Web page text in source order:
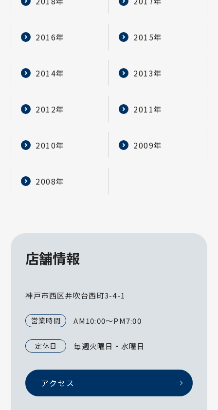
2016年 2015年
2014年 2013年
2012年 2011年
2010年 2009年
2008年
店舗情報
神戸市西区井吹台西町3-4-1
営業時間 AM10:00～PM7:00
定休日 毎週火曜日・水曜日
アクセス